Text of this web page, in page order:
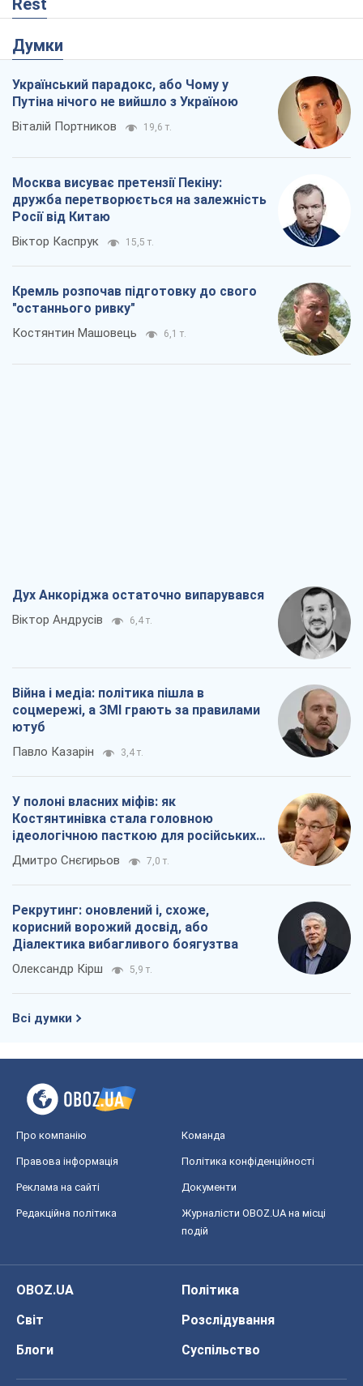
Rest
Думки
Український парадокс, або Чому у
Путіна нічого не вийшло з Україною
Віталій Портников 19,6 т.
Москва висуває претензії Пекіну:
дружба перетворюється на залежність
Росії від Китаю
Віктор Каспрук 15,5 т.
Кремль розпочав підготовку до свого
"останнього ривку"
Костянтин Машовець 6,1 т.
Дух Анкоріджа остаточно випарувався
Віктор Андрусів 6,4 т.
Війна і медіа: політика пішла в
соцмережі, а ЗМІ грають за правилами
ютуб
Павло Казарін 3,4 т.
У полоні власних міфів: як
Костянтинівка стала головною
ідеологічною пасткою для російських
окупантів
Дмитро Снєгирьов 7,0 т.
Рекрутинг: оновлений і, схоже,
корисний ворожий досвід, або
Діалектика вибагливого боягузтва
Олександр Кірш 5,9 т.
Всі думки
Про компанію Команда
Правова інформація Політика конфіденційності
Реклама на сайті Документи
Редакційна політика
Журналісти OBOZ.UA на місці
подій
OBOZ.UA
Політика
Світ
Розслідування
Блоги
Суспільство